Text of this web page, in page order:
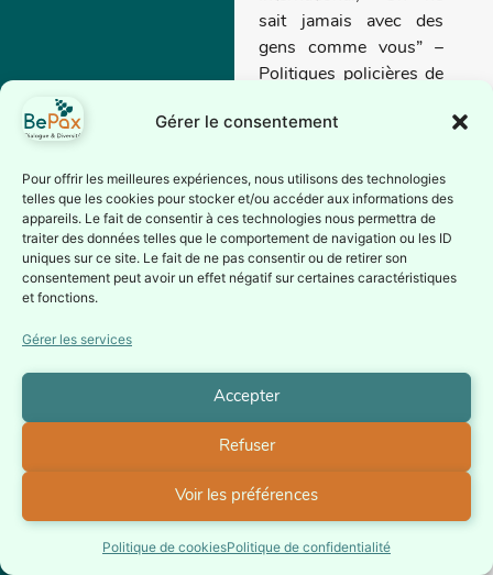
Gérer le consentement
Pour offrir les meilleures expériences, nous utilisons des technologies
telles que les cookies pour stocker et/ou accéder aux informations des
appareils. Le fait de consentir à ces technologies nous permettra de
traiter des données telles que le comportement de navigation ou les ID
uniques sur ce site. Le fait de ne pas consentir ou de retirer son
consentement peut avoir un effet négatif sur certaines caractéristiques
et fonctions.
Gérer les services
Accepter
Refuser
Voir les préférences
Politique de cookiesPolitique de confidentialité
sait jamais avec des
gens comme vous” –
Politiques policières de
ethnique en Belgique,
ici.
[2] Nations Unies,
Conseil des droits de
l’homme, 42ème
personnes
août 2019, doc.
disponible ici.